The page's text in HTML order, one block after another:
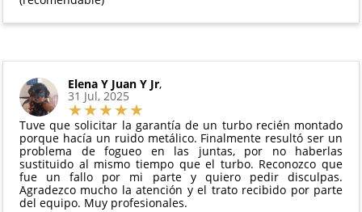
Elena Y Juan Y Jr,
31 Jul, 2025
Tuve que solicitar la garantía de un turbo recién montado
porque hacía un ruido metálico. Finalmente resultó ser un
problema de fogueo en las juntas, por no haberlas
sustituido al mismo tiempo que el turbo. Reconozco que
fue un fallo por mi parte y quiero pedir disculpas.
Agradezco mucho la atención y el trato recibido por parte
del equipo. Muy profesionales.